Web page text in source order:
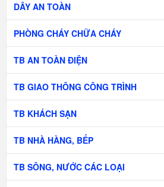
DÂY AN TOÀN
PHÒNG CHÁY CHỮA CHÁY
TB AN TOÀN ĐIỆN
TB GIAO THÔNG CÔNG TRÌNH
TB KHÁCH SẠN
TB NHÀ HÀNG, BẾP
TB SÔNG, NƯỚC CÁC LOẠI